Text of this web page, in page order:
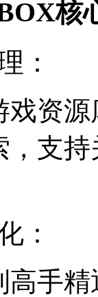
核
：
资
，支
：
高手